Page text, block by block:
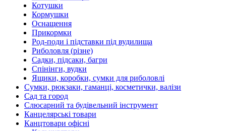
Котушки
Кормушки
Оснащення
Прикормки
Род-поди і підставки під вудилища
Риболовля (різне)
Садки, підсаки, багри
Спінінги, вудки
Ящики, коробки, сумки для риболовлі
Сумки, рюкзаки, гаманці, косметички, валізи
Сад та город
Слюсарний та будівельний інструмент
Канцелярські товари
Канцтовари офісні